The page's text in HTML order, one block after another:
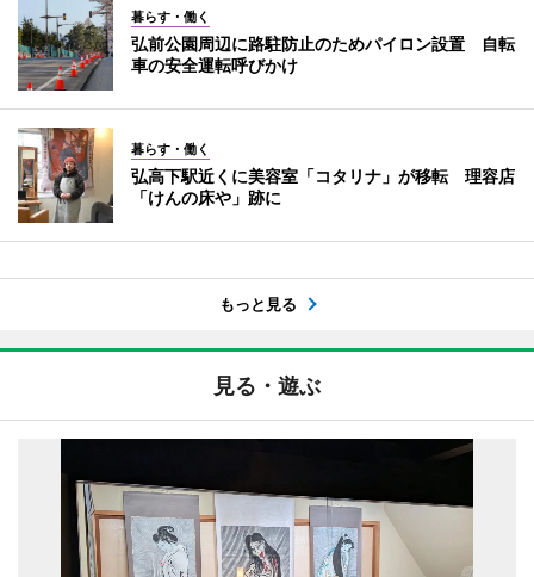
暮らす・働く
弘前公園周辺に路駐防止のためパイロン設置 自転
車の安全運転呼びかけ
暮らす・働く
弘高下駅近くに美容室「コタリナ」が移転 理容店
「けんの床や」跡に
もっと見る
見る・遊ぶ